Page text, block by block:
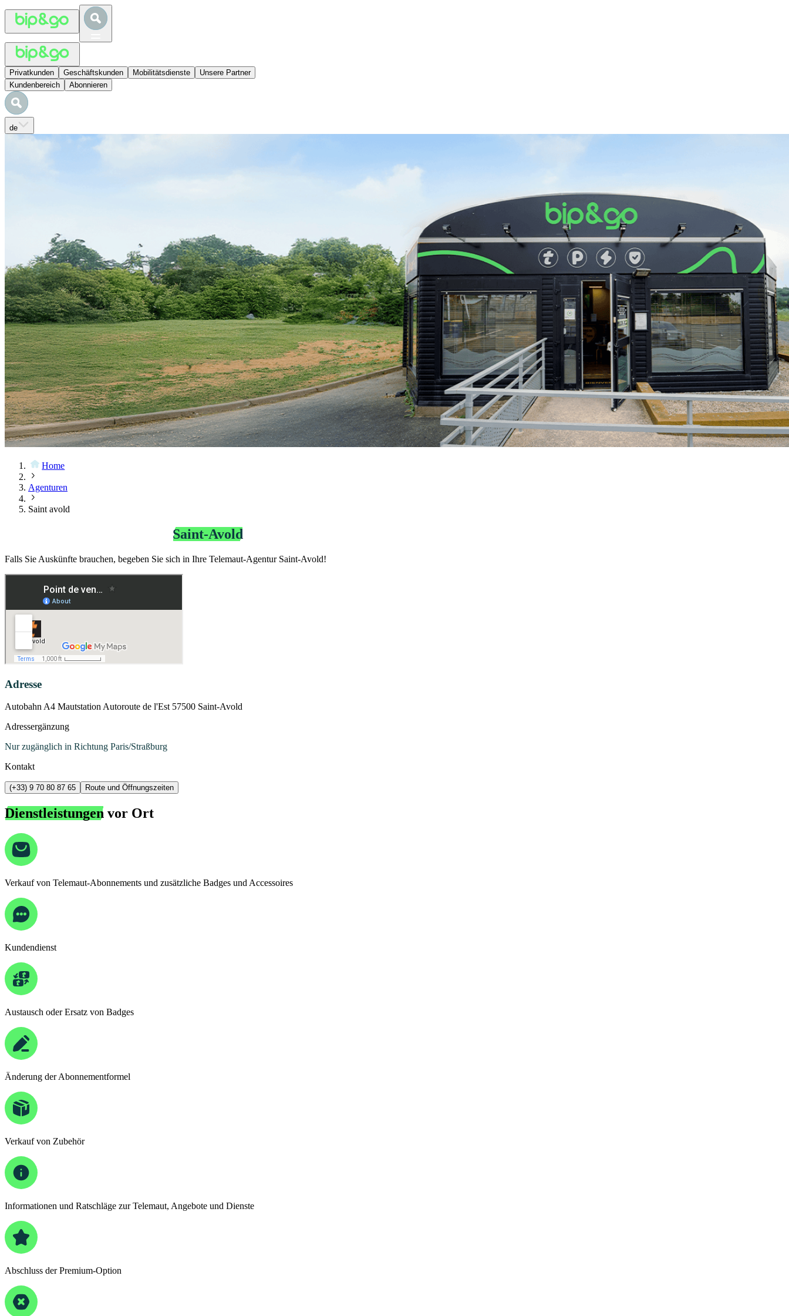
Privatkunden Geschäftskunden Mobilitätsdienste
Unsere Partner
Kundenbereich
Abonnieren
de
Home
Agenturen
Saint avold
Saint-Avold
Falls Sie Auskünfte brauchen, begeben Sie sich in Ihre Telemaut-Agentur Saint-Avold!
Adresse
Autobahn A4 Mautstation Autoroute de l'Est 57500 Saint-Avold
Adressergänzung
Nur zugänglich in Richtung Paris/Straßburg
Kontakt
(+33) 9 70 80 87 65 Route und Öffnungszeiten
Dienstleistungen vor Ort
Verkauf von Telemaut-Abonnements und zusätzliche Badges und Accessoires
Kundendienst
Austausch oder Ersatz von Badges
Änderung der Abonnementformel
Verkauf von Zubehör
Informationen und Ratschläge zur Telemaut, Angebote und Dienste
Abschluss der Premium-Option